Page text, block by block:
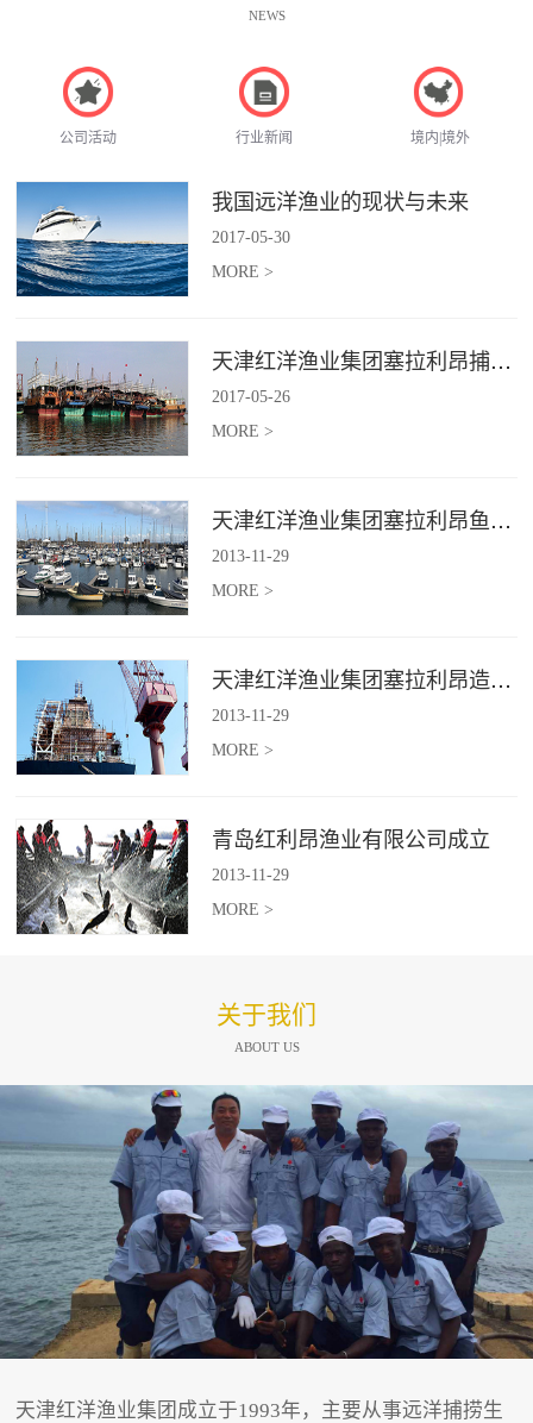
NEWS
公司活动 行业新闻 境内|境外
我国远洋渔业的现状与未来
2017-05-30
MORE >
天津红洋渔业集团塞拉利昂捕捞项目
2017-05-26
MORE >
天津红洋渔业集团塞拉利昂鱼粉项目
2013-11-29
MORE >
天津红洋渔业集团塞拉利昂造船项目
2013-11-29
MORE >
青岛红利昂渔业有限公司成立
2013-11-29
MORE >
关于我们
ABOUT US
天津红洋渔业集团成立于1993年，主要从事远洋捕捞生